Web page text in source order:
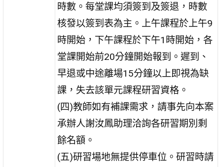
時數。每堂課均須簽到及簽退，時數
核發以簽到表為主。上午課程於上午9
時開始，下午課程於下午1時開始，各
堂課開始前20分鐘開始報到。遲到、
早退或中途離場15分鐘以上即視為缺
課，失去該單元課程研習資格。
(四)教師如有補課需求，請事先向本案
承辦人謝汝鳳助理洽詢各研習期別剩
餘名額。
(五)研習場地無提供停車位。研習時請